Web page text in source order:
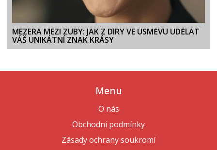
MEZERA MEZI ZUBY: JAK Z DÍRY VE ÚSMĚVU UDĚLAT
VÁŠ UNIKÁTNÍ ZNAK KRÁSY
Menu
O nás
Obchodní podmínky
Zásady ochrany soukromí